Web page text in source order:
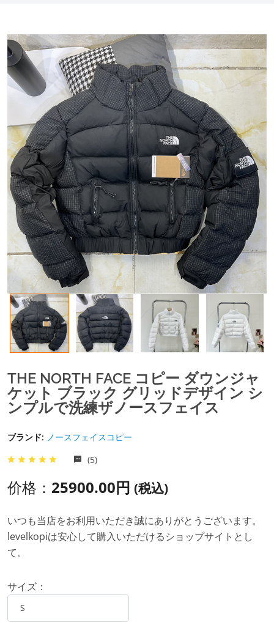
THE NORTH FACE コピー ダウンジャ
ケット ブラック グリッドデザイン シ
ンプルで洗練ザノースフェイス
ブランド: ノースフェイスコピー
(5)
价格： 25900.00円 (税込)
いつも当店をお利用いただき誠にありがとうございます。
levelkopiは安心して購入いただけるショップサイトとし
て。
サイズ：